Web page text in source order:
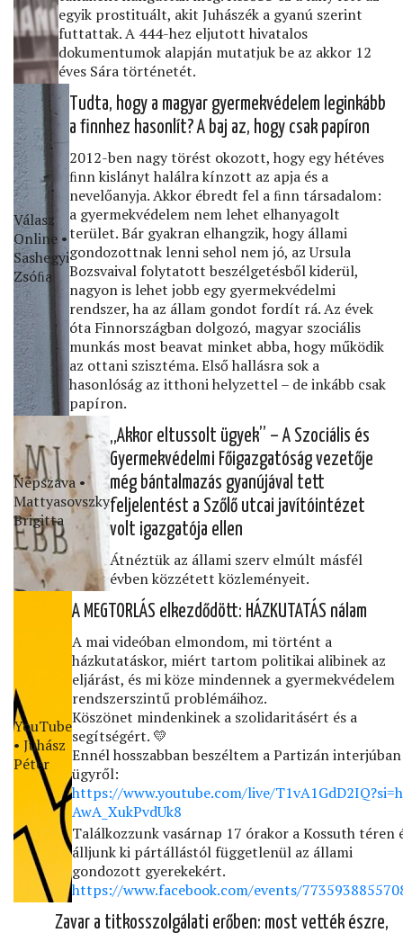
egyik prostituált, akit Juhászék a gyanú szerint
futtattak. A 444-hez eljutott hivatalos
dokumentumok alapján mutatjuk be az akkor 12
éves Sára történetét.
Válasz
Online •
Sashegyi
Zsóﬁa
Tudta, hogy a magyar gyermekvédelem leginkább
a ﬁnnhez hasonlít? A baj az, hogy csak papíron
2012-ben nagy törést okozott, hogy egy hétéves
ﬁnn kislányt halálra kínzott az apja és a
nevelőanyja. Akkor ébredt fel a ﬁnn társadalom:
a gyermekvédelem nem lehet elhanyagolt
terület. Bár gyakran elhangzik, hogy állami
gondozottnak lenni sehol nem jó, az Ursula
Bozsvaival folytatott beszélgetésből kiderül,
nagyon is lehet jobb egy gyermekvédelmi
rendszer, ha az állam gondot fordít rá. Az évek
óta Finnországban dolgozó, magyar szociális
munkás most beavat minket abba, hogy működik
az ottani szisztéma. Első hallásra sok a
hasonlóság az itthoni helyzettel – de inkább csak
papíron.
Népszava •
Mattyasovszky
Brigitta
„Akkor eltussolt ügyek” – A Szociális és
Gyermekvédelmi Főigazgatóság vezetője
még bántalmazás gyanújával tett
feljelentést a Szőlő utcai javítóintézet
volt igazgatója ellen
Átnéztük az állami szerv elmúlt másfél
évben közzétett közleményeit.
YouTube
• Juhász
Péter
A MEGTORLÁS elkezdődött: HÁZKUTATÁS nálam
A mai videóban elmondom, mi történt a
házkutatáskor, miért tartom politikai alibinek az
eljárást, és mi köze mindennek a gyermekvédelem
rendszerszintű problémáihoz.
Köszönet mindenkinek a szolidaritásért és a
segítségért. 💛
Ennél hosszabban beszéltem a Partizán
ügyről:
https://www.youtube.com/live/
AwA_XukPvdUk8
Találkozzunk vasárnap 17 órakor a Kossuth téren
álljunk ki pártállástól függetlenül az állami
gondozott gyerekekért.
https://www.facebook.com/events/
Zavar a titkosszolgálati erőben: most vették észre,